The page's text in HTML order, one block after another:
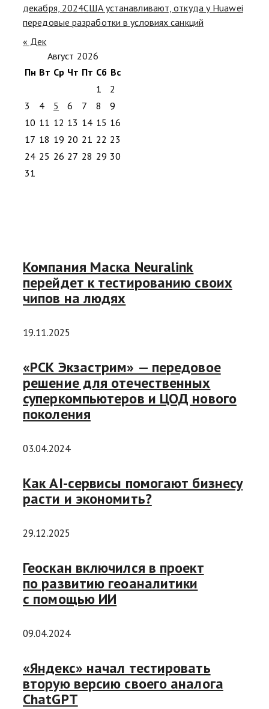
декабря, 2024США устанавливают, откуда у Huawei
передовые разработки в условиях санкций
« Дек
Август 2026
Пн Вт Ср Чт Пт Сб Вс
1
2
3
4 5 6 7 8
9
10 11 12 13 14 15 16
17 18 19 20 21 22 23
24 25 26 27 28 29 30
31
Компания Маска Neuralink
перейдет к тестированию своих
чипов на людях
19.11.2025
«РСК Экзастрим» — передовое
решение для отечественных
суперкомпьютеров и ЦОД нового
поколения
03.04.2024
Как AI-сервисы помогают бизнесу
расти и экономить?
29.12.2025
Геоскан включился в проект
по развитию геоаналитики
с помощью ИИ
09.04.2024
«Яндекс» начал тестировать
вторую версию своего аналога
ChatGPT